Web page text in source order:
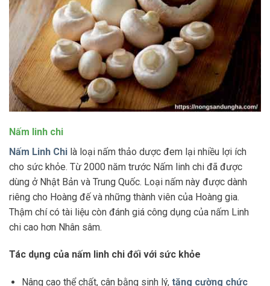
Nấm linh chi
Nấm Linh Chi là loại nấm thảo dược đem lại nhiều lợi ích
cho sức khỏe. Từ 2000 năm trước Nấm linh chi đã được
dùng ở Nhật Bản và Trung Quốc. Loại nấm này được dành
riêng cho Hoàng đế và những thành viên của Hoàng gia.
Thậm chí có tài liệu còn đánh giá công dụng của nấm Linh
chi cao hơn Nhân sâm.
Tác dụng của nấm linh chi đối với sức khỏe
Nâng cao thể chất, cân bằng sinh lý, tăng cường chức